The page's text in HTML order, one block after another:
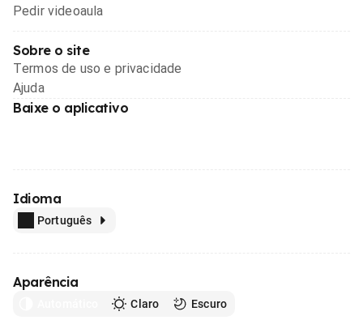
Pedir videoaula
Sobre o site
Termos de uso e privacidade
Ajuda
Baixe o aplicativo
Idioma
Português
Aparência
Claro Escuro